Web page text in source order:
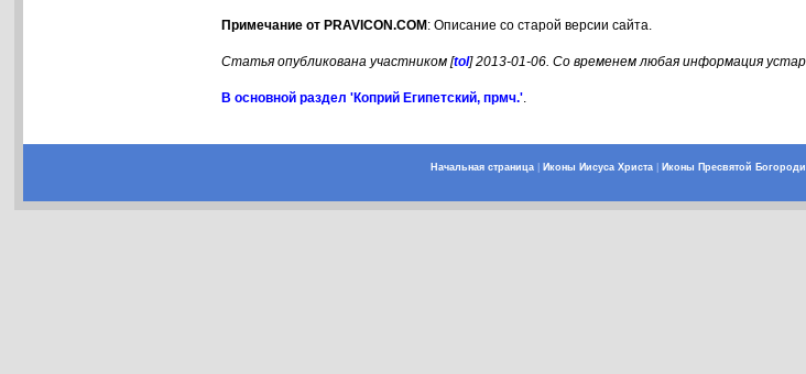
Примечание от PRAVICON.COM : Описание со старой версии сайта.
Статья опубликована участником [tol] 2013-01-06. Со временем любая информация
В основной раздел 'Коприй Египетский, прмч.'.
Начальная страница Иконы Иисуса Христа Иконы Пресвятой